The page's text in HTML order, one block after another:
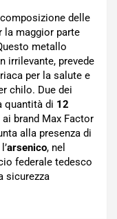
delle
la maggior parte
metallo
irrilevante, prevede
per la salute e
chilo. Due dei
quantità di 12
brand Max Factor
alla presenza di
arsenico, nel
federale tedesco
sicurezza